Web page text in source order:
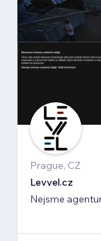
Prague, CZ
Levvel.cz
Nejsme